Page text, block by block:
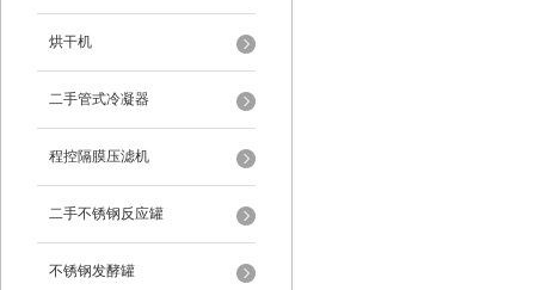
烘干机
二手管式冷凝器
程控隔膜压滤机
二手不锈钢反应罐
不锈钢发酵罐